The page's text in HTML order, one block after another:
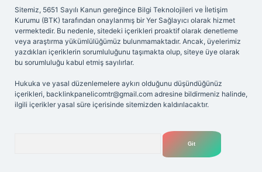
Sitemiz, 5651 Sayılı Kanun gereğince Bilgi Teknolojileri ve İletişim
Kurumu (BTK) tarafından onaylanmış bir Yer Sağlayıcı olarak hizmet
vermektedir. Bu nedenle, sitedeki içerikleri proaktif olarak denetleme
veya araştırma yükümlülüğümüz bulunmamaktadır. Ancak, üyelerimiz
yazdıkları içeriklerin sorumluluğunu taşımakta olup, siteye üye olarak
bu sorumluluğu kabul etmiş sayılırlar.
Hukuka ve yasal düzenlemelere aykırı olduğunu düşündüğünüz
içerikleri, backlinkpanelicomtr@gmail.com adresine bildirmeniz halinde,
ilgili içerikler yasal süre içerisinde sitemizden kaldırılacaktır.